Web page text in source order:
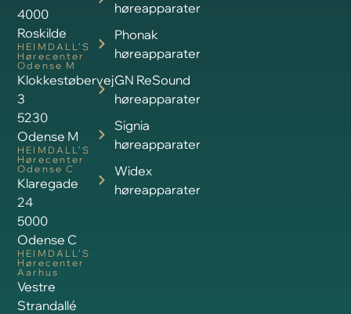
4000
Roskilde
HEIMDALL’S
Hørecenter
Odense M
Klokkestøbervej
3
5230
Odense M
HEIMDALL’S
Hørecenter
Odense C
Klaregade
24
5000
Odense C
HEIMDALL’S
Hørecenter
Aarhus
Vestre
Strandallé
høreapparater
Phonak
høreapparater
GN ReSound
høreapparater
Signia
høreapparater
Widex
høreapparater